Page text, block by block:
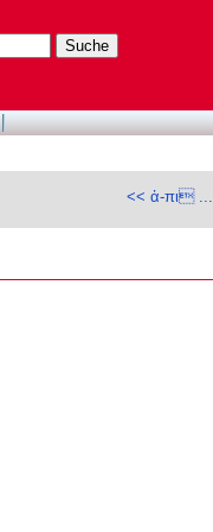
<< ἀ-πι ...